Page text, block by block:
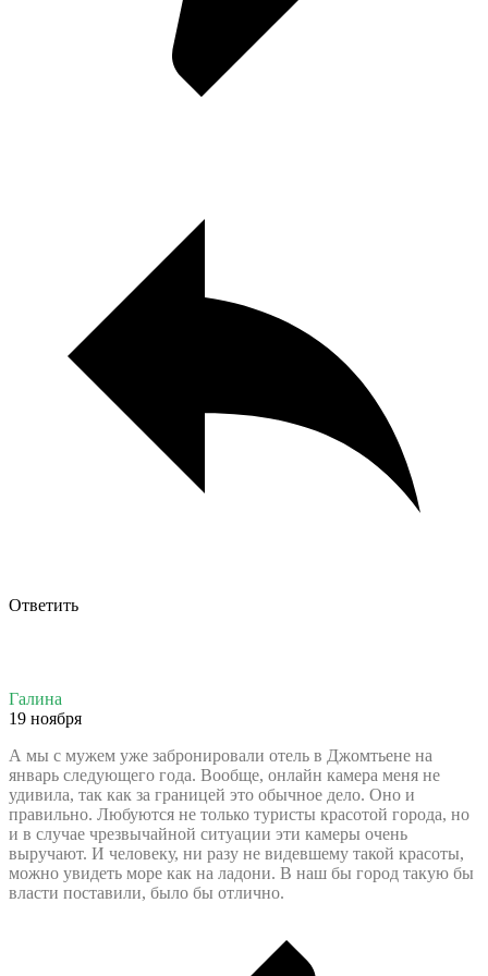
Ответить
Галина
19 ноября
А мы с мужем уже забронировали отель в Джомтьене на
январь следующего года. Вообще, онлайн камера меня не
удивила, так как за границей это обычное дело. Оно и
правильно. Любуются не только туристы красотой города, но
и в случае чрезвычайной ситуации эти камеры очень
выручают. И человеку, ни разу не видевшему такой красоты,
можно увидеть море как на ладони. В наш бы город такую бы
власти поставили, было бы отлично.